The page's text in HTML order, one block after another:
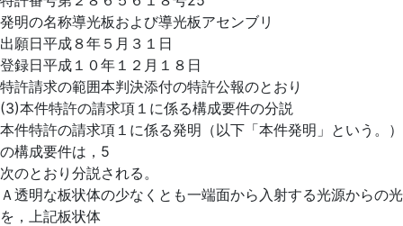
発明の名称導光板および導光板アセンブリ
出願日平成８年５月３１日
登録日平成１０年１２月１８日
特許請求の範囲本判決添付の特許公報のとおり
(3)本件特許の請求項１に係る構成要件の分説
本件特許の請求項１に係る発明（以下「本件発明」という。）
の構成要件は，5
次のとおり分説される。
Ａ透明な板状体の少なくとも一端面から入射する光源からの光
を，上記板状体